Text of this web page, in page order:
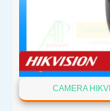
CAMERA